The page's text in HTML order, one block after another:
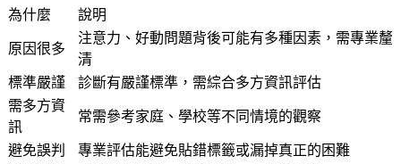
為什麼 說明
原因很多
注意力、好動問題背後可能有多種因素，需專業釐
清
標準嚴謹
診斷有嚴謹標準，需綜合多方資訊評估
需多方資
訊
常需參考家庭、學校等不同情境的觀察
避免誤判
專業評估能避免貼錯標籤或漏掉真正的困難